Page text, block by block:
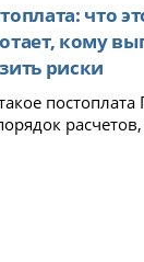
что
кому
риски
постоплата Постоплата —